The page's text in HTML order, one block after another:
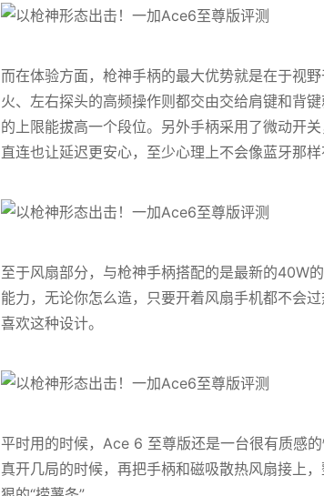
而在体验方面，枪神手柄的最大优势就是在于视
火、左右探头的高频操作则都交由交给肩键和背
的上限能拔高一个段位。另外手柄采用了微动开
直连也让延迟更安心，至少心理上不会像蓝牙那样
至于风扇部分，与枪神手柄搭配的是最新的40W
能力，无论你怎么造，只要开着风扇手机都不会
喜欢这种设计。
平时用的时候，Ace 6 至尊版还是一台很有质感
真开几局的时候，再把手柄和磁吸散热风扇接上